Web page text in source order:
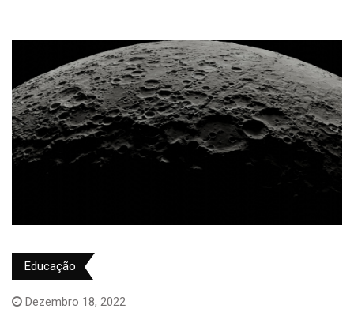
Educação
Dezembro 18, 2022